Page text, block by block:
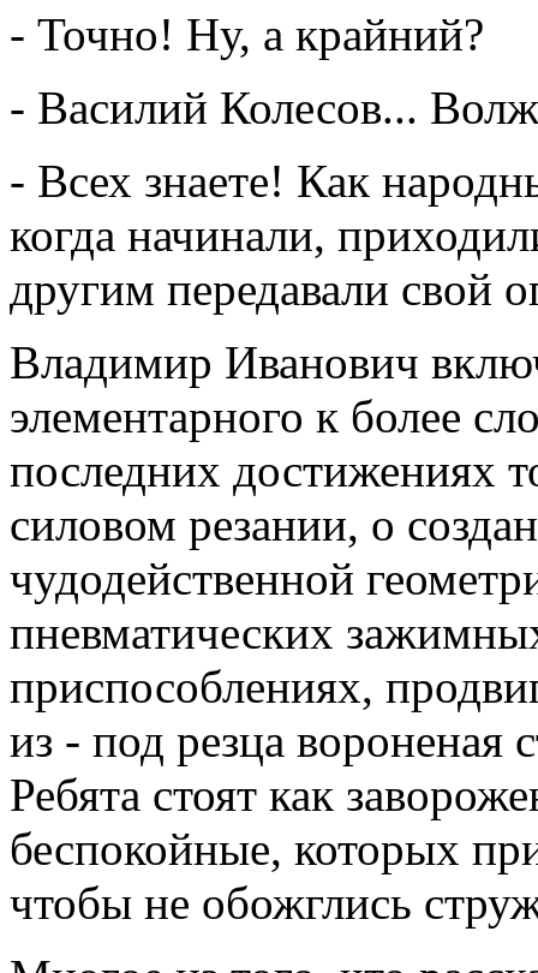
- Точно! Ну, а крайний?
- Василий Колесов...
- Всех знаете! Как
когда начинали,
другим передавали свой
Владимир Иванович
элементарного к более
последних достижениях
силовом резании, о
чудодейственной
пневматических
приспособлениях,
из - под резца вороненая
Ребята стоят как
беспокойные, которых
чтобы не обожглись